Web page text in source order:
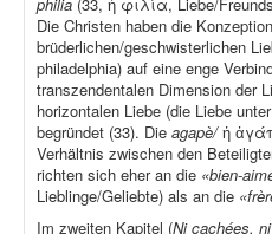
Die Christen haben die
brüderlichen/geschwisterlichen
philadelphia) auf eine enge
transzendentalen Dimension der
horizontalen Liebe (die Liebe
begründet (33). Die agapè/ἡ
Verhältnis zwischen den
richten sich eher an die «bien-
Lieblinge/Geliebte) als an die
Im zweiten Kapitel (Ni cachées,